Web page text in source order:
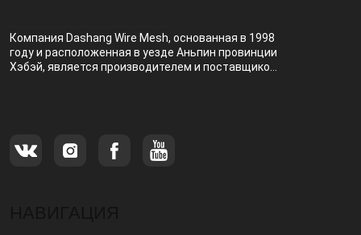
Компания Dashang Wire Mesh, основанная в 1998
году и расположенная в уезде Аньпин провинции
Хэбэй, является производителем и поставщиком,